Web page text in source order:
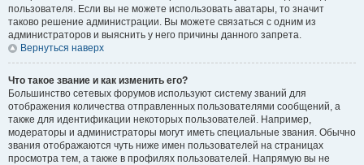
пользователя. Если вы не можете использовать аватары, то значит
таково решение администрации. Вы можете связаться с одним из
администраторов и выяснить у него причины данного запрета.
Вернуться наверх
Что такое звание и как изменить его?
Большинство сетевых форумов используют систему званий для
отображения количества отправленных пользователями сообщений, а
также для идентификации некоторых пользователей. Например,
модераторы и администраторы могут иметь специальные звания. Обычно
звания отображаются чуть ниже имен пользователей на страницах
просмотра тем, а также в профилях пользователей. Напрямую вы не